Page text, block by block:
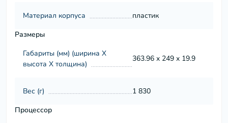
Материал корпуса
пластик
Размеры
Габариты (мм) (ширина Х
высота Х толщина)
363.96 x 249 x 19.9
Вес (г)
1 830
Процессор